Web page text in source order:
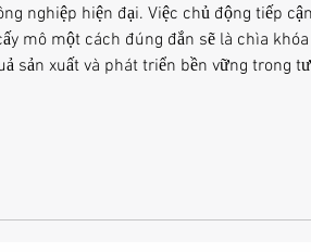
nghiệp hiện đại. Việc chủ động tiếp
mô một cách đúng đắn sẽ là chìa
sản xuất và phát triển bền vững trong